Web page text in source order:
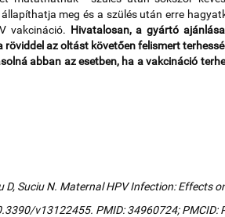
meg és a szülés után erre
vakcináció. Hivatalosan, a gyártó
az oltást követően felismert
abban az esetben, ha a vakcináció
D, Suciu N. Maternal HPV Infection: Effects
v13122455. PMID: 34960724; PMCID: